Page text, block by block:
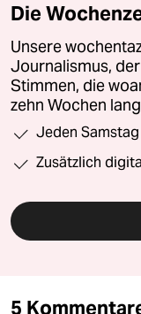
Die
Unsere
Journalismus,
Stimmen, die
zehn Wochen
Jeden
Zusätzlich
5